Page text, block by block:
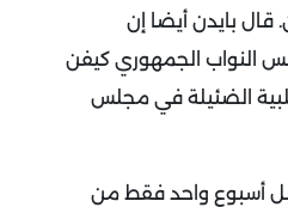
قال بايدن أيضا إن
النواب الجمهوري كيفن
الضئيلة في مجلس
أسبوع واحد فقط من